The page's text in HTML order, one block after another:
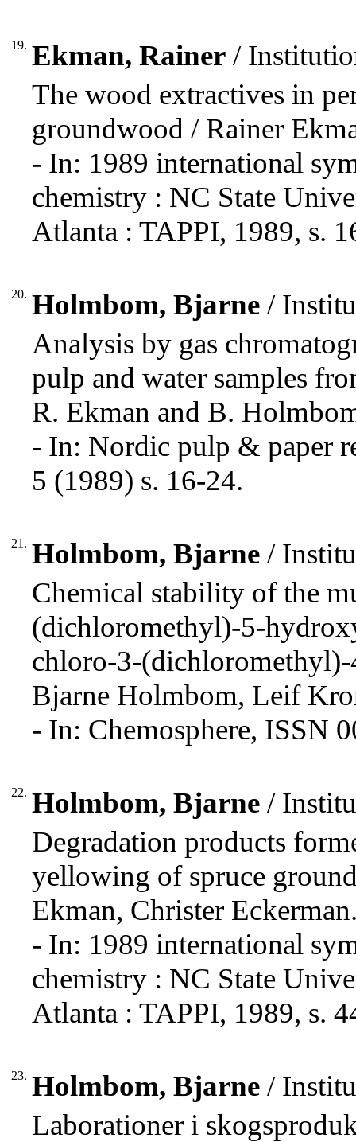
19. Ekman, Rainer /
The wood extractives in
groundwood / Rainer
- In: 1989 international
chemistry : NC State
Atlanta : TAPPI, 1989, s.
20. Holmbom, Bjarne /
Analysis by gas
pulp and water samples
R. Ekman and B.
- In: Nordic pulp & paper
5 (1989) s. 16-24.
21. Holmbom, Bjarne /
Chemical stability of the
(dichloromethyl)-5-
chloro-3-
Bjarne Holmbom, Leif
- In: Chemosphere, ISSN
22. Holmbom, Bjarne /
Degradation products
yellowing of spruce
Ekman, Christer
- In: 1989 international
chemistry : NC State
Atlanta : TAPPI, 1989, s.
23. Holmbom, Bjarne /
Laborationer i